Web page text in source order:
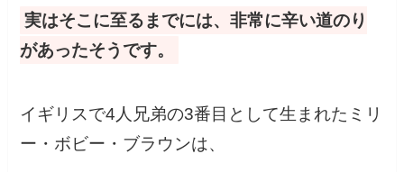
実はそこに至るまでには、非常に辛い道のり
があったそうです。
イギリスで4人兄弟の3番目として生まれたミリ
ー・ボビー・ブラウンは、